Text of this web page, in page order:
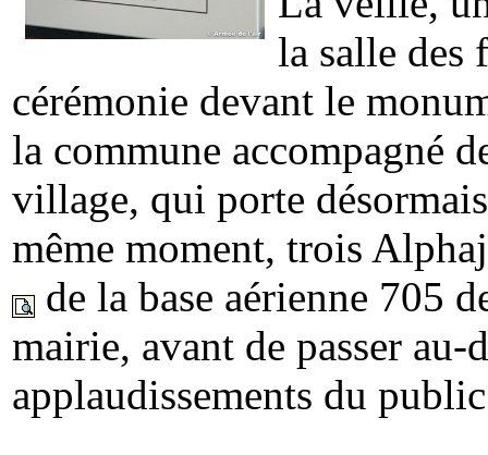
la salle des
cérémonie devant le
la commune accompagné
village, qui porte
même moment, trois
de la base aérienne 705
mairie, avant de passer au-
applaudissements du